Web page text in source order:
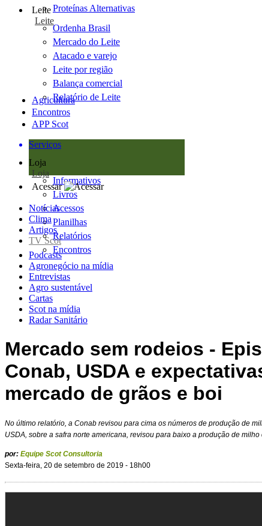
Proteínas Alternativas
Leite
Leite
Ordenha Brasil
Mercado do Leite
Atacado e varejo
Leite por região
Balança comercial
Relatório de Leite
Agricultura
Encontros
APP Scot
Serviços
Loja
Loja
Informativos
Livros
Acessos
Planilhas
Relatórios
Encontros
Acessar
Notícias
Clima
Artigos
TV Scot
Podcasts
Agronegócio na mídia
Entrevistas
Agro sustentável
Cartas
Scot na mídia
Radar Sanitário
Mercado sem rodeios -
Conab, USDA e
mercado de grãos e boi
No último relatório, a Conab revisou para cima os números de produção de
USDA, sobre a safra norte americana, revisou para baixo a produção de milho
por: Equipe Scot Consultoria
Sexta-feira, 20 de setembro de 2019 - 18h00